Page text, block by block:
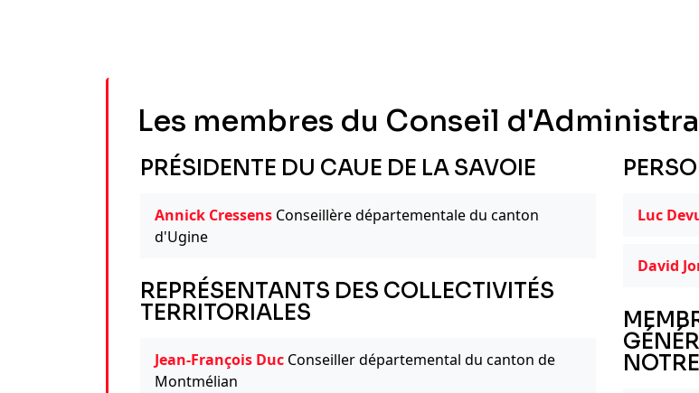
Les membres du Conseil
PRÉSIDENTE DU CAUE DE LA SAVOIE
Annick Cressens Conseillère départementale du canton
d'Ugine
REPRÉSENTANTS DES COLLECTIVITÉS
TERRITORIALES
Jean-François Duc Conseiller départemental du canton de
Montmélian
Luc
David